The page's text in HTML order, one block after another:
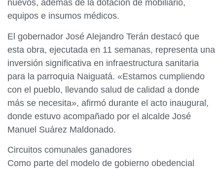
nuevos, además de la dotación de mobiliario,
equipos e insumos médicos.
El gobernador José Alejandro Terán destacó que
esta obra, ejecutada en 11 semanas, representa una
inversión significativa en infraestructura sanitaria
para la parroquia Naiguatá. «Estamos cumpliendo
con el pueblo, llevando salud de calidad a donde
más se necesita», afirmó durante el acto inaugural,
donde estuvo acompañado por el alcalde José
Manuel Suárez Maldonado.
Circuitos comunales ganadores
Como parte del modelo de gobierno obedencial